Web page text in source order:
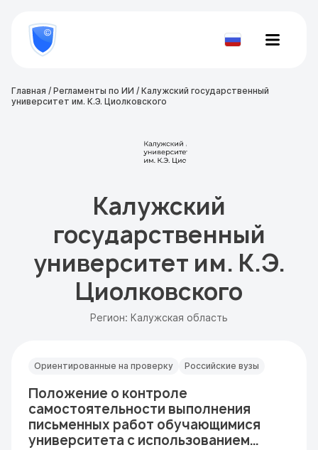
800
777-
81-Проверить
Главная / Регламенты по ИИ / Калужский государственный
университет им. К.Э. Циолковского
Калужский
государственный
университет им. К.Э.
Циолковского
Регион: Калужская область
Ориентированные на проверку Российские вузы
Положение о контроле
самостоятельности выполнения
письменных работ обучающимися
университета с использованием